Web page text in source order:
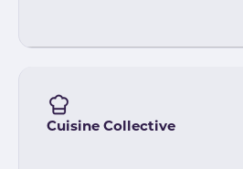
Cuisine Collective